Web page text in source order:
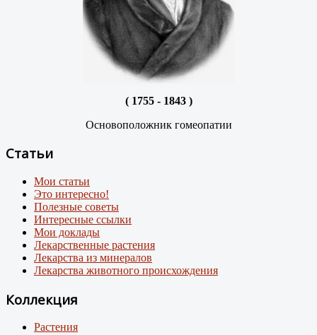
( 1755 - 1843 )
Основоположник гомеопатии
Статьи
Мои статьи
Это интересно!
Полезные советы
Интересные ссылки
Мои доклады
Лекарственные растения
Лекарства из минералов
Лекарства животного происхождения
Коллекция
Растения